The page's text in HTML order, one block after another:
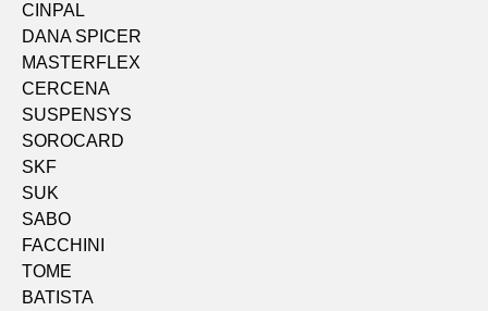
CINPAL
DANA SPICER
MASTERFLEX
CERCENA
SUSPENSYS
SOROCARD
SKF
SUK
SABO
FACCHINI
TOME
BATISTA